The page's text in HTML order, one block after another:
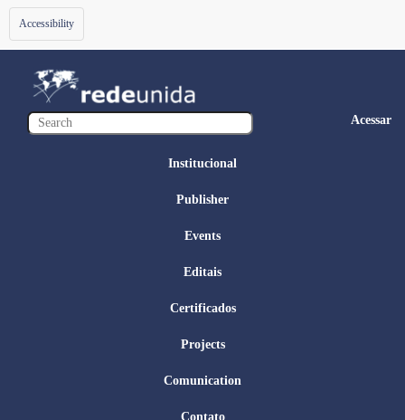
Toggle
navigation
Accessibility
Acessar
Institucional
Publisher
Events
Editais
Certificados
Projects
Comunication
Contato